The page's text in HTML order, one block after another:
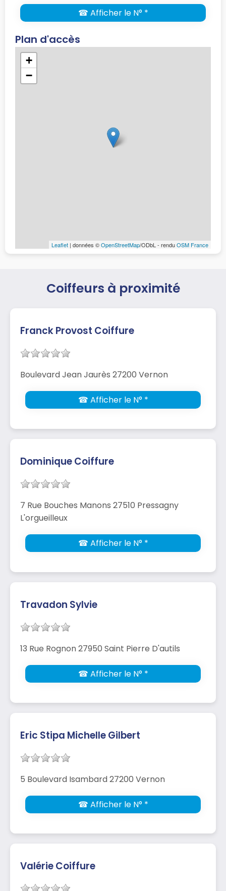
☎ Afficher le N° *
Plan d'accès
+
−
Leaflet | données ©OpenStreetMap/ODbL - renduOSM France
Coiffeurs à proximité
Franck Provost Coiffure
Boulevard Jean Jaurès 27200 Vernon
☎ Afficher le N° *
Dominique Coiffure
7 Rue Bouches Manons 27510 Pressagny
L'orgueilleux
☎ Afficher le N° *
Travadon Sylvie
13 Rue Rognon 27950 Saint Pierre D'autils
☎ Afficher le N° *
Eric Stipa Michelle Gilbert
5 Boulevard Isambard 27200 Vernon
☎ Afficher le N° *
Valérie Coiffure